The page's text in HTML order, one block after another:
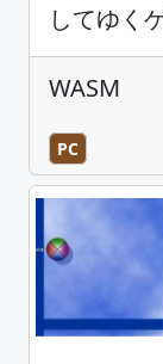
してゆく
WASM
PC